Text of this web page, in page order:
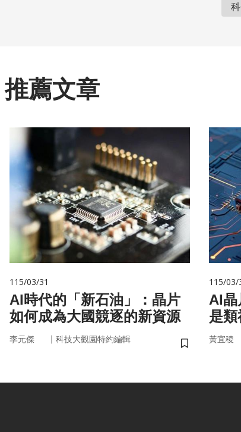
推薦文章
115/03/31
AI時代的「新石油」：晶片
如何成為大國競逐的新資源
李元傑 ｜ 科技大觀園特約編輯
儲存書籤
115/03/
AI晶
是
黃宜稜